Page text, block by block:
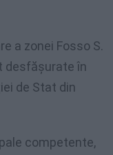
a zonei Fosso S.
desfășurate în
de Stat din
competente,